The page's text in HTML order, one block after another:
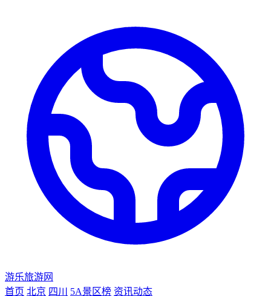
游乐旅游网
首页 北京 四川 5A景区榜 资讯动态